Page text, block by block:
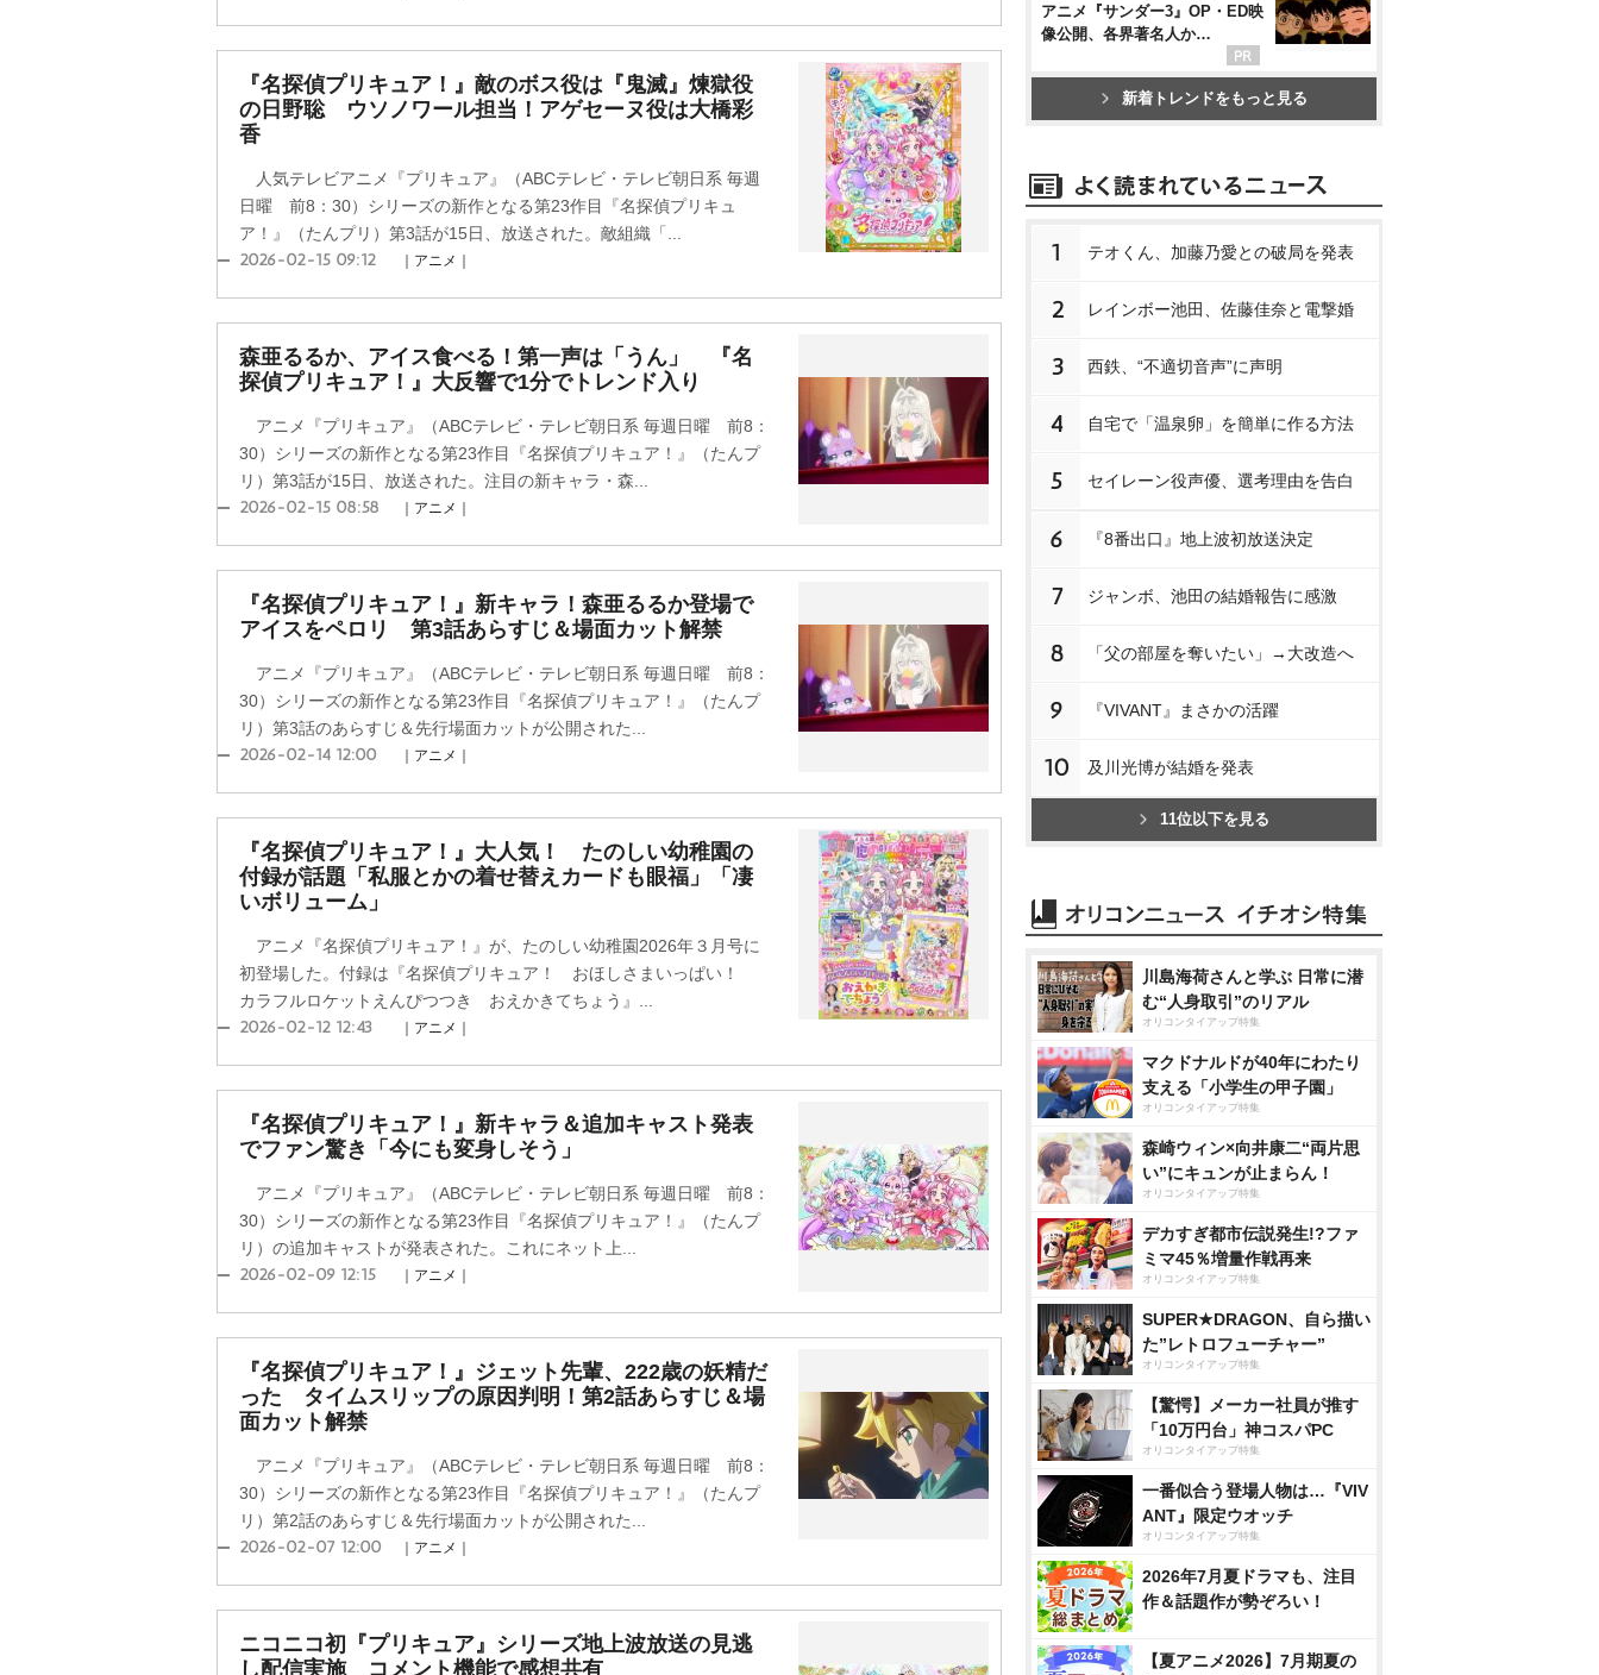
『名探偵プリキュア！』敵のボス役は『鬼滅』煉獄役
の日野聡 ウソノワール担当！アゲセーヌ役は大橋彩
香
人気テレビアニメ『プリキュア』（ABCテレビ・テレビ朝日系 毎週
日曜 前8：30）シリーズの新作となる第23作目『名探偵プリキュ
ア！』（たんプリ）第3話が15日、放送された。敵組織「...
2026-02-15 09:12 ｜アニメ｜
森亜るるか、アイス食べる！第一声は「うん」 『名
探偵プリキュア！』大反響で1分でトレンド入り
アニメ『プリキュア』（ABCテレビ・テレビ朝日系 毎週日曜 前8：
30）シリーズの新作となる第23作目『名探偵プリキュア！』（たんプ
リ）第3話が15日、放送された。注目の新キャラ・森...
2026-02-15 08:58 ｜アニメ｜
『名探偵プリキュア！』新キャラ！森亜るるか登場で
アイスをペロリ 第3話あらすじ＆場面カット解禁
アニメ『プリキュア』（ABCテレビ・テレビ朝日系 毎週日曜 前8：
30）シリーズの新作となる第23作目『名探偵プリキュア！』（たんプ
リ）第3話のあらすじ＆先行場面カットが公開された...
2026-02-14 12:00 ｜アニメ｜
『名探偵プリキュア！』大人気！ たのしい幼稚園の
付録が話題「私服とかの着せ替えカードも眼福」「凄
いボリューム」
アニメ『名探偵プリキュア！』が、たのしい幼稚園2026年３月号に
初登場した。付録は『名探偵プリキュア！ おほしさまいっぱい！
カラフルロケットえんぴつつき おえかきてちょう』...
2026-02-12 12:43 ｜アニメ｜
『名探偵プリキュア！』新キャラ＆追加キャスト発表
でファン驚き「今にも変身しそう」
アニメ『プリキュア』（ABCテレビ・テレビ朝日系 毎週日曜 前8：
30）シリーズの新作となる第23作目『名探偵プリキュア！』（たんプ
リ）の追加キャストが発表された。これにネット上...
2026-02-09 12:15 ｜アニメ｜
『名探偵プリキュア！』ジェット先輩、222歳の妖精だ
った タイムスリップの原因判明！第2話あらすじ＆場
面カット解禁
アニメ『プリキュア』（ABCテレビ・テレビ朝日系 毎週日曜 前8：
30）シリーズの新作となる第23作目『名探偵プリキュア！』（たんプ
リ）第2話のあらすじ＆先行場面カットが公開された...
2026-02-07 12:00 ｜アニメ｜
ニコニコ初『プリキュア』シリーズ地上波放送の見逃
し配信実施 コメント機能で感想共有
アニメ『サンダー3』OP・ED映
像公開、各界著名人か…
新着トレンドをもっと見る
1 テオくん、加藤乃愛との破局を発表
2 レインボー池田、佐藤佳奈と電撃婚
3 西鉄、“不適切音声”に声明
4 自宅で「温泉卵」を簡単に作る方法
5 セイレーン役声優、選考理由を告白
6 『8番出口』地上波初放送決定
7 ジャンボ、池田の結婚報告に感激
8 「父の部屋を奪いたい」→大改造へ
9 『VIVANT』まさかの活躍
10 及川光博が結婚を発表
11位以下を見る
川島海荷さんと学ぶ 日常に潜
む“人身取引”のリアル
オリコンタイアップ特集
マクドナルドが40年にわたり
支える「小学生の甲子園」
オリコンタイアップ特集
森崎ウィン×向井康二“両片思
い”にキュンが止まらん！
オリコンタイアップ特集
デカすぎ都市伝説発生!?ファ
ミマ45％増量作戦再来
オリコンタイアップ特集
SUPER★DRAGON、自ら描い
た”レトロフューチャー”
オリコンタイアップ特集
【驚愕】メーカー社員が推す
「10万円台」神コスパPC
オリコンタイアップ特集
一番似合う登場人物は…『VIV
ANT』限定ウオッチ
オリコンタイアップ特集
2026年7月夏ドラマも、注目
作＆話題作が勢ぞろい！
【夏アニメ2026】7月期夏の